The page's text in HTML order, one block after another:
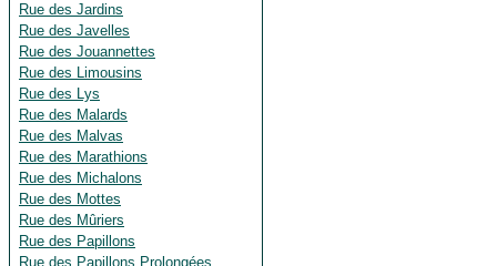
Rue des Jardins
Rue des Javelles
Rue des Jouannettes
Rue des Limousins
Rue des Lys
Rue des Malards
Rue des Malvas
Rue des Marathions
Rue des Michalons
Rue des Mottes
Rue des Mûriers
Rue des Papillons
Rue des Papillons Prolongées